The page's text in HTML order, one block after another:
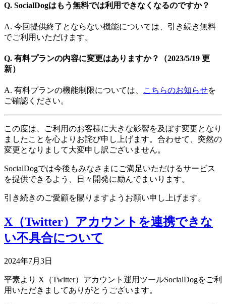
Q. SocialDogはもう無料では利用できなくなるのですか？
A. 今回提供終了とならない機能については、引き続き無料
でご利用いただけます。
Q. 有料プランの内容に変更はありますか？（2023/5/19 更
新）
A. 有料プランの機能制限については、 こちらのお知らせを
ご確認ください。
この度は、ご利用のお客様に大きな影響を及ぼす変更となり
ましたことを心よりお詫び申し上げます。合わせて、突然の
変更となりまして大変申し訳ございません。
SocialDogでは今後もみなさまにご満足いただけるサービス
を提供できるよう、日々開発に励んでまいります。
引き続きのご愛顧を賜りますようお願い申し上げます。
X（Twitter）アカウントを連携できな
い不具合について
2024年7月3日
平素より X（Twitter）アカウント運用ツールSocialDogをご利
用いただきましてありがとうございます。